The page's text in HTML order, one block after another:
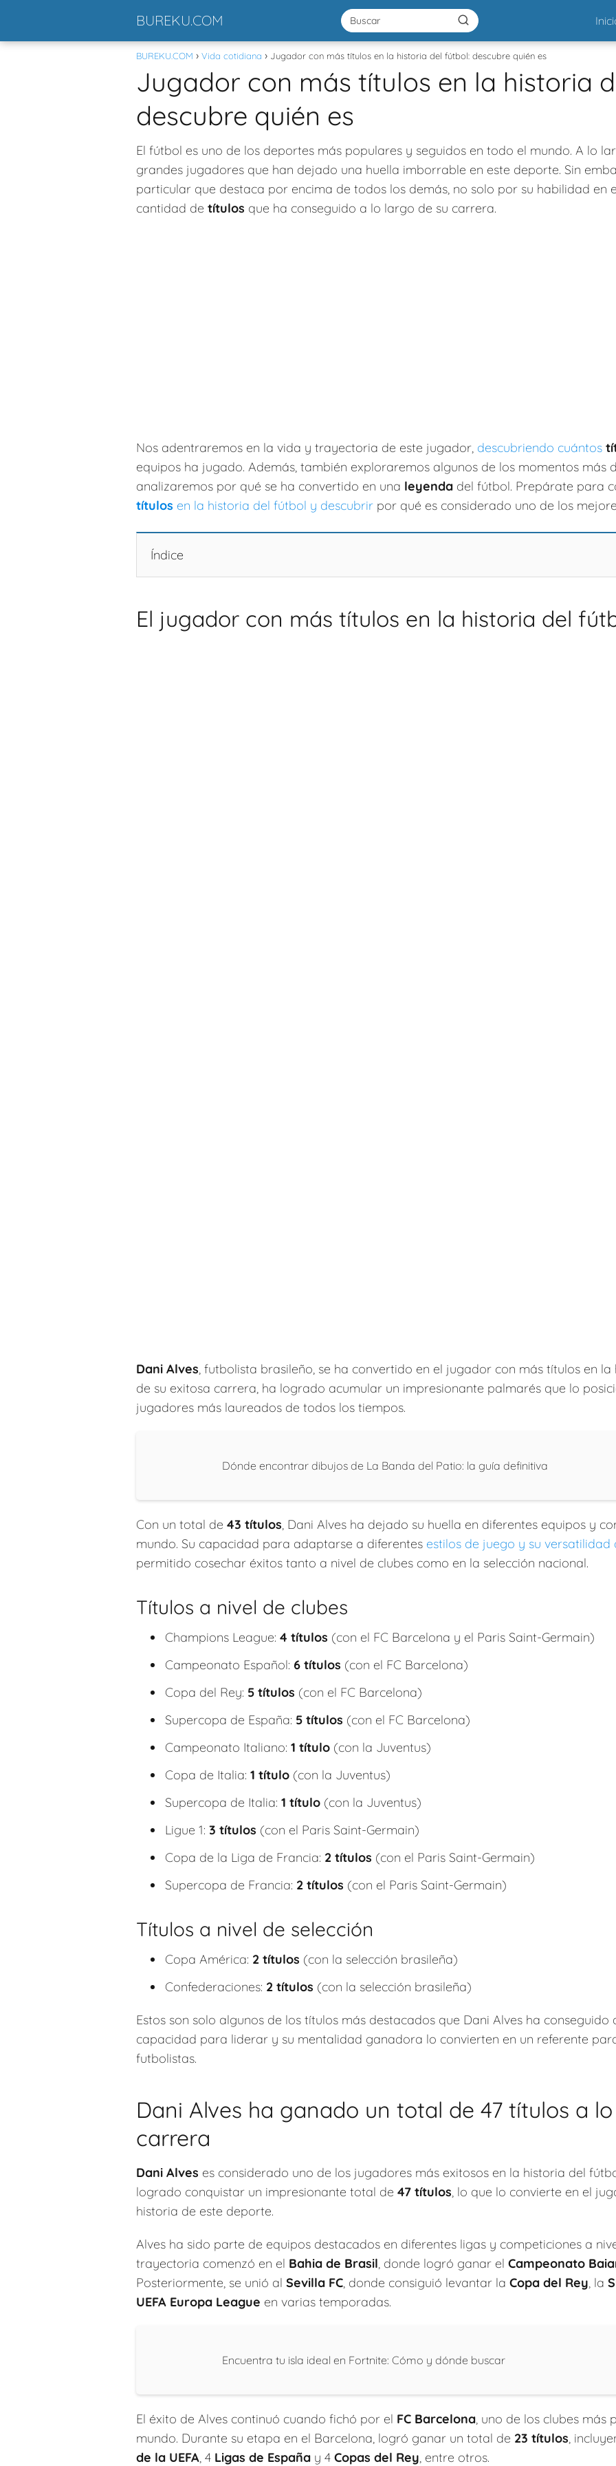
BUREKU.COM
BUREKU.COM Vida cotidiana Jugador con más títulos en la historia del fútbol: descubre quién es
Jugador con más títulos en la historia
descubre quién es
El fútbol es uno de los deportes más populares y seguidos en todo el mundo. A lo
grandes jugadores que han dejado una huella imborrable en este deporte. Sin
particular que destaca por encima de todos los demás, no solo por su habilidad en
cantidad de títulos que ha conseguido a lo largo de su carrera.
Nos adentraremos en la vida y trayectoria de este jugador, descubriendo cuántos
equipos ha jugado. Además, también exploraremos algunos de los momentos más
analizaremos por qué se ha convertido en una leyenda del fútbol. Prepárate para
títulos en la historia del fútbol y descubrir por qué es considerado uno de los
Índice
El jugador con más títulos en la historia del
Dani Alves, futbolista brasileño, se ha convertido en el jugador con más títulos en
de su exitosa carrera, ha logrado acumular un impresionante palmarés que lo
jugadores más laureados de todos los tiempos.
Dónde encontrar dibujos de La Banda del Patio: la guía definitiva
Con un total de 43 títulos, Dani Alves ha dejado su huella en diferentes equipos y
mundo. Su capacidad para adaptarse a diferentes estilos de juego y su
permitido cosechar éxitos tanto a nivel de clubes como en la selección nacional.
Títulos a nivel de clubes
Champions League: 4 títulos (con el FC Barcelona y el Paris Saint-Germain)
Campeonato Español: 6 títulos (con el FC Barcelona)
Copa del Rey: 5 títulos (con el FC Barcelona)
Supercopa de España: 5 títulos (con el FC Barcelona)
Campeonato Italiano: 1 título (con la Juventus)
Copa de Italia: 1 título (con la Juventus)
Supercopa de Italia: 1 título (con la Juventus)
Ligue 1: 3 títulos (con el Paris Saint-Germain)
Copa de la Liga de Francia: 2 títulos (con el Paris Saint-Germain)
Supercopa de Francia: 2 títulos (con el Paris Saint-Germain)
Títulos a nivel de selección
Copa América: 2 títulos (con la selección brasileña)
Confederaciones: 2 títulos (con la selección brasileña)
Estos son solo algunos de los títulos más destacados que Dani Alves ha
capacidad para liderar y su mentalidad ganadora lo convierten en un referente
futbolistas.
Dani Alves ha ganado un total de 47 títulos a
carrera
Dani Alves es considerado uno de los jugadores más exitosos en la historia del
logrado conquistar un impresionante total de 47 títulos, lo que lo convierte en el
historia de este deporte.
Alves ha sido parte de equipos destacados en diferentes ligas y competiciones a
trayectoria comenzó en el Bahia de Brasil, donde logró ganar el Campeonato
Posteriormente, se unió al Sevilla FC, donde consiguió levantar la Copa del Rey, la
UEFA Europa League en varias temporadas.
Encuentra tu isla ideal en Fortnite: Cómo y dónde buscar
El éxito de Alves continuó cuando fichó por el FC Barcelona, uno de los clubes más
mundo. Durante su etapa en el Barcelona, logró ganar un total de 23 títulos,
de la UEFA, 4 Ligas de España y 4 Copas del Rey, entre otros.